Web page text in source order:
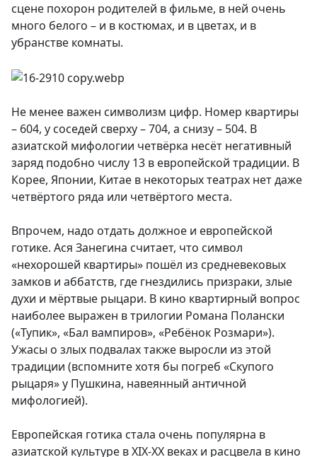
сцене похорон родителей в фильме, в ней очень
много белого – и в костюмах, и в цветах, и в
убранстве комнаты.
Не менее важен символизм цифр. Номер квартиры
– 604, у соседей сверху – 704, а снизу – 504. В
азиатской мифологии четвёрка несёт негативный
заряд подобно числу 13 в европейской традиции. В
Корее, Японии, Китае в некоторых театрах нет даже
четвёртого ряда или четвёртого места.
Впрочем, надо отдать должное и европейской
готике. Ася Занегина считает, что символ
«нехорошей квартиры» пошёл из средневековых
замков и аббатств, где гнездились призраки, злые
духи и мёртвые рыцари. В кино квартирный вопрос
наиболее выражен в трилогии Романа Полански
(«Тупик», «Бал вампиров», «Ребёнок Розмари»).
Ужасы о злых подвалах также выросли из этой
традиции (вспомните хотя бы погреб «Скупого
рыцаря» у Пушкина, навеянный античной
мифологией).
Европейская готика стала очень популярна в
азиатской культуре в XIX-XX веках и расцвела в кино